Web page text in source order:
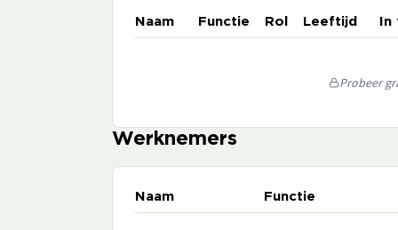
Naam Functie Rol Leeftijd
Probeer
Werknemers
Naam Functie